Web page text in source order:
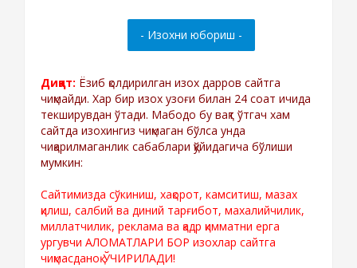
Диққат: Ёзиб қолдирилган изох дарров сайтга
чиқмайди. Хар бир изох узоғи билан 24 соат ичида
текширувдан ўтади. Мабодо бу вақт ўтгач хам
сайтда изохингиз чиқмаган бўлса унда
чиқарилмаганлик сабаблари қўйидагича бўлиши
мумкин:
Сайтимизда сўкиниш, хақорот, камситиш, мазах
қилиш, салбий ва диний тарғибот, махалийчилик,
миллатчилик, реклама ва қадр қимматни ерга
ургувчи АЛОМАТЛАРИ БОР изохлар сайтга
чиқмасданоқ ЎЧИРИЛАДИ!